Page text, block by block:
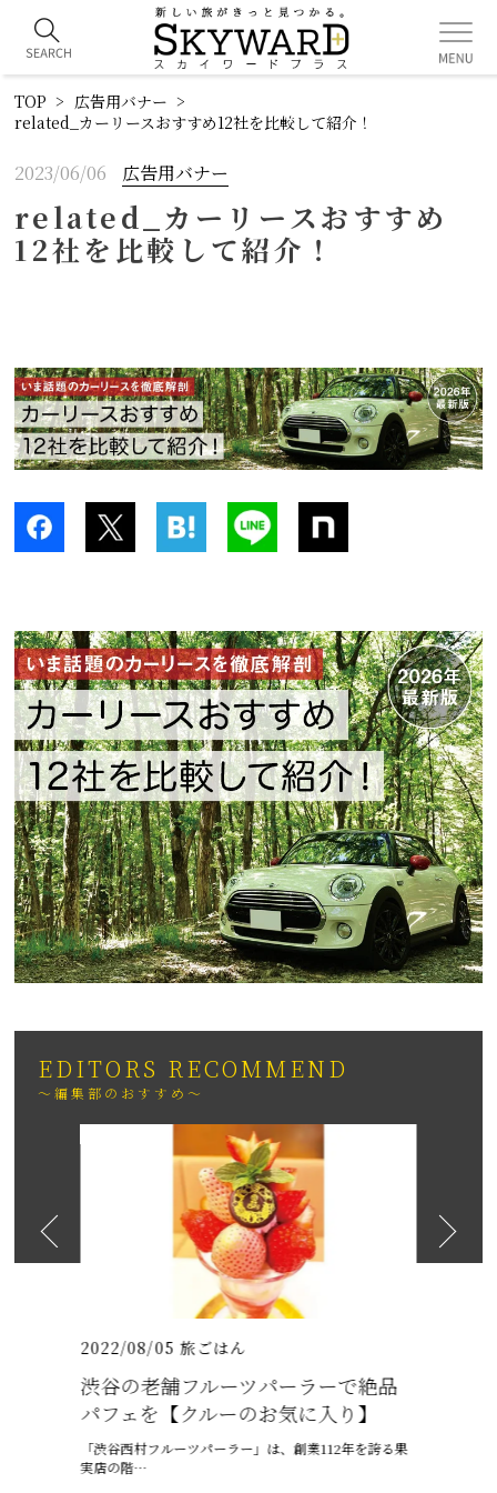
TOP
広告用バナー
related_カーリースおすすめ12社を比較して紹介！
2023/06/06 広告用バナー
related_カーリースおすすめ
12社を比較して紹介！
EDITORS RECOMMEND
～編集部のおすすめ～
2026
紹介
2022/08/05 旅ごはん
渋谷の老舗フルーツパーラーで絶品
パフェを【クルーのお気に入り】
「渋谷西村フルーツパーラー」は、創業112年を誇る果
実店の階…